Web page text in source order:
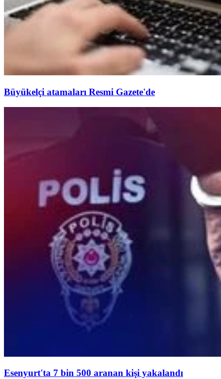
Büyükelçi atamaları Resmi Gazete'de
Esenyurt'ta 7 bin 500 aranan kişi yakalandı